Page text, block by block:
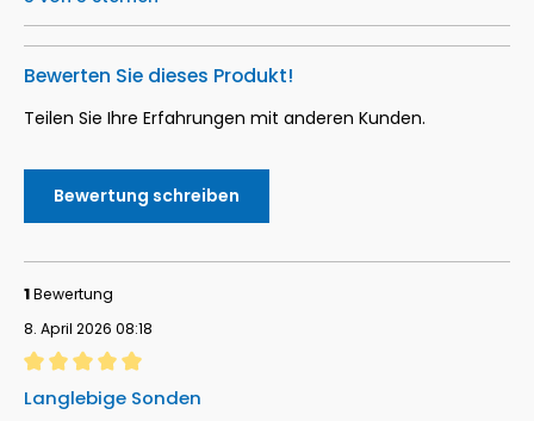
Bewerten Sie dieses Produkt!
Teilen Sie Ihre Erfahrungen mit anderen Kunden.
Bewertung schreiben
1Bewertung
8. April 2026 08:18
Bewertung mit 5 von 5 Sternen
Langlebige Sonden